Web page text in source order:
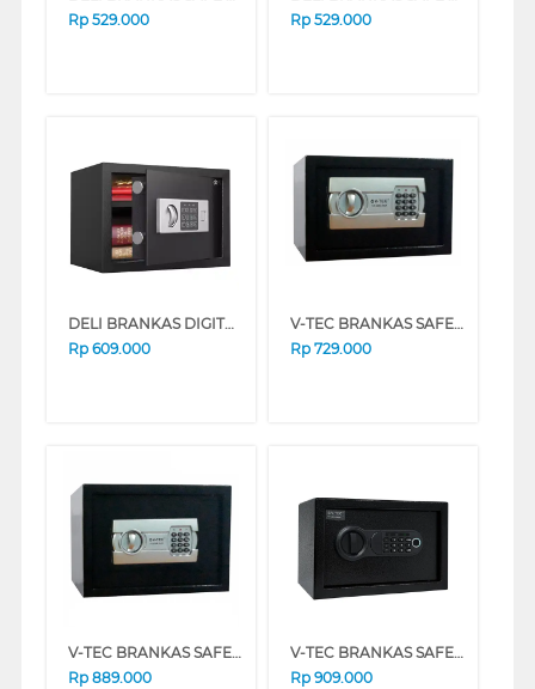
Rp 529.000
Rp 529.000
DELI BRANKAS DIGITAL SAFE BOX DELI_ET521
Rp 609.000
V-TEC BRANKAS SAFE BOX VT-SDB_E20DF
Rp 729.000
V-TEC BRANKAS SAFE BOX VT-SDB_E25DF
Rp 889.000
V-TEC BRANKAS SAFE BOX VT-SDB_20ESF
Rp 909.000